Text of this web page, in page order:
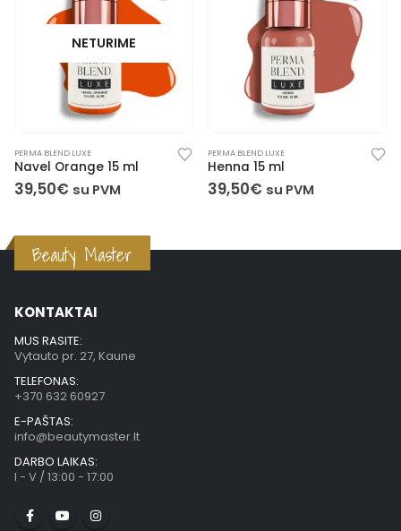
NETURIME
PERMA BLEND LUXE
Navel Orange 15 ml
39,50€ su PVM
PERMA BLEND LUXE
Henna 15 ml
39,50€ su PVM
Beauty Master
KONTAKTAI
MUS RASITE:
Vytauto pr. 27, Kaune
TELEFONAS:
+370 632 60927
E-PAŠTAS:
info@beautymaster.lt
DARBO LAIKAS:
I - V / 13:00 - 17:00